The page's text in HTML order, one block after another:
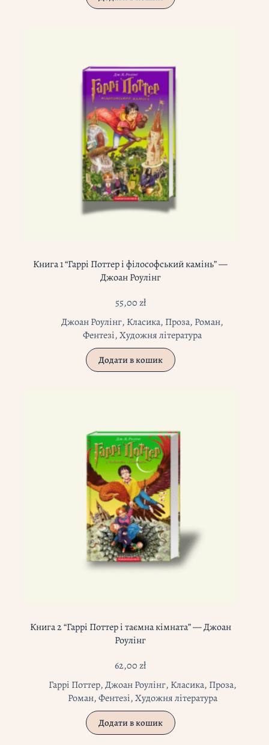
Книга 1 “Гаррі Поттер і філософський камінь” —
Джоан Роулінг
55,00zł
Джоан Роулінг, Класика, Проза, Роман,
Фентезі,Художня література
Додати в кошик
Книга 2 “Гаррі Поттер і таємна кімната” — Джоан
Роулінг
62,00zł
Гаррі Поттер,Джоан Роулінг, Класика, Проза,
Роман,Фентезі,Художня література
Додати в кошик